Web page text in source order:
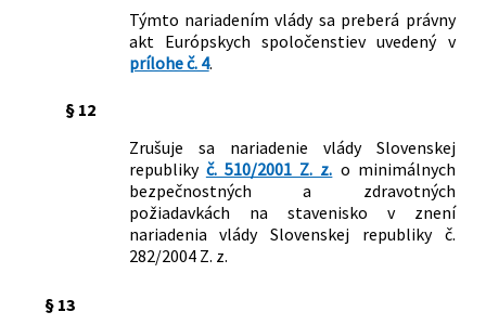
Týmto nariadením vlády sa preberá právny
akt Európskych spoločenstiev uvedený v
prílohe č. 4.
§ 12
Zrušuje sa nariadenie vlády Slovenskej
republiky č. 510/2001 Z. z. o minimálnych
bezpečnostných a zdravotných
požiadavkách na stavenisko v znení
nariadenia vlády Slovenskej republiky č.
282/2004 Z. z.
§ 13